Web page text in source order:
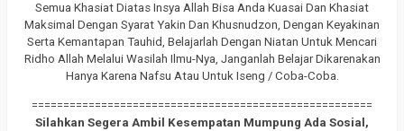
Semua Khasiat Diatas Insya Allah Bisa Anda Kuasai Dan Khasiat
Maksimal Dengan Syarat Yakin Dan Khusnudzon, Dengan Keyakinan
Serta Kemantapan Tauhid, Belajarlah Dengan Niatan Untuk Mencari
Ridho Allah Melalui Wasilah Ilmu-Nya, Janganlah Belajar Dikarenakan
Hanya Karena Nafsu Atau Untuk Iseng / Coba-Coba.
======================================================
Silahkan Segera Ambil Kesempatan Mumpung Ada Sosial,